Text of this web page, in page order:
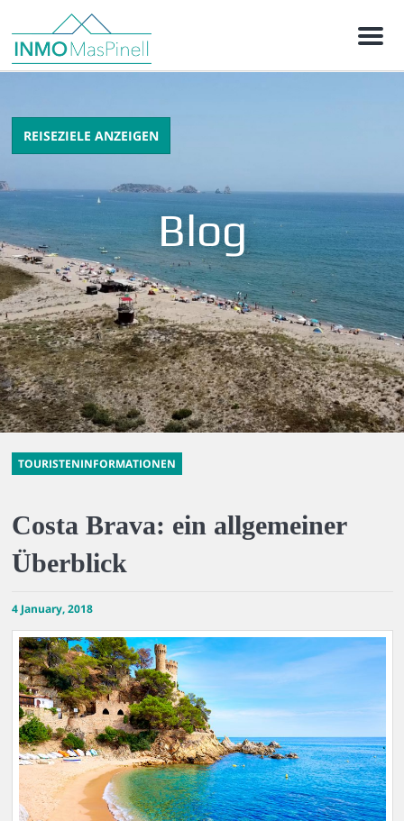
M
n
REISEZIELE ANZEIGEN
Blog
TOURISTENINFORMATIONEN
Costa Brava: ein allgemeiner
Überblick
4 January, 2018